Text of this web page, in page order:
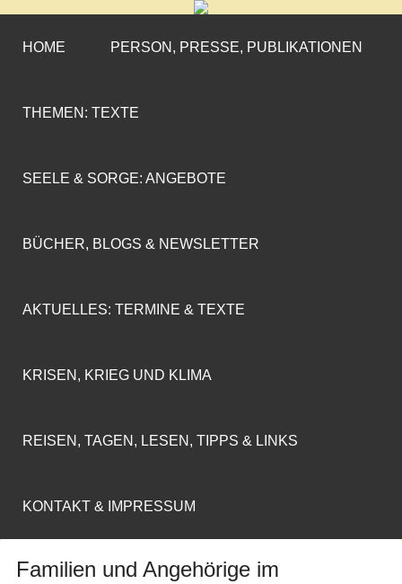
CORNELIA COENEN-
MARX
»ENGAGEMENT MIT PROFIL«
HOME PERSON, PRESSE, PUBLIKATIONEN
THEMEN: TEXTE
SEELE & SORGE: ANGEBOTE
BÜCHER, BLOGS & NEWSLETTER
AKTUELLES: TERMINE & TEXTE
KRISEN, KRIEG UND KLIMA
REISEN, TAGEN, LESEN, TIPPS & LINKS
KONTAKT & IMPRESSUM
Familien und Angehörige im